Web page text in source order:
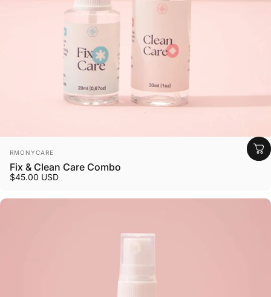
Marca:
RMONYCARE
Fix & Clean Care Combo
$45.00 USD